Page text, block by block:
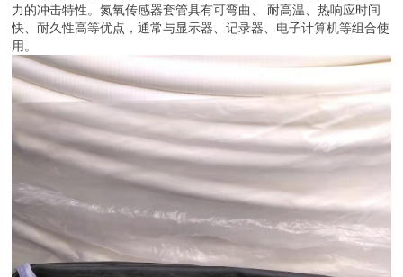
力的冲击特性。氮氧传感器套管具有可弯曲、 耐高温、热响应时间
快、耐久性高等优点，通常与显示器、记录器、电子计算机等组合使
用。